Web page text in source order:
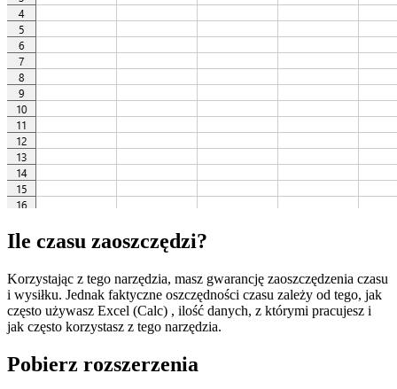
Ile czasu zaoszczędzi?
Korzystając z tego narzędzia, masz gwarancję zaoszczędzenia czasu
i wysiłku. Jednak faktyczne oszczędności czasu zależy od tego, jak
często używasz Excel (Calc) , ilość danych, z którymi pracujesz i
jak często korzystasz z tego narzędzia.
Pobierz rozszerzenia